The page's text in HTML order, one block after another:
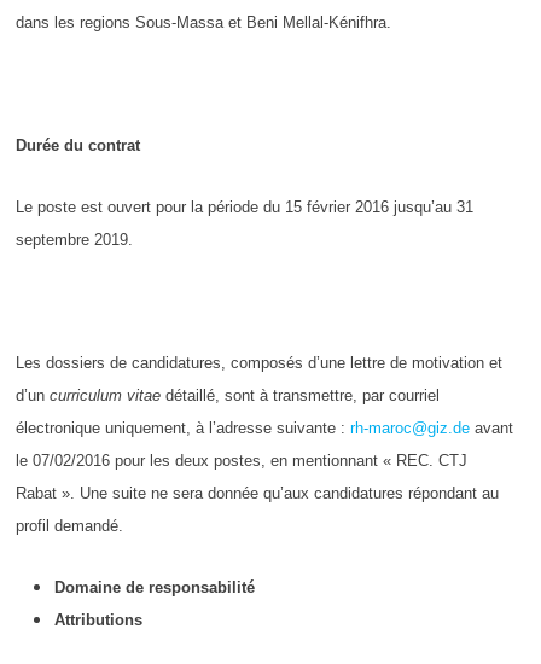
dans les regions Sous-Massa et Beni Mellal-Kénifhra.
Durée du contrat
Le poste est ouvert pour la période du 15 février 2016 jusqu’au 31
septembre 2019.
Les dossiers de candidatures, composés d’une lettre de motivation et
d’un curriculum vitaedétaillé, sont à transmettre, par courriel
électronique uniquement, à l’adresse suivante : rh-maroc@giz.deavant
le 07/02/2016 pour les deux postes, en mentionnant « REC. CTJ
Rabat ». Une suite ne sera donnée qu’aux candidatures répondant au
profil demandé.
Domaine de responsabilité
Attributions